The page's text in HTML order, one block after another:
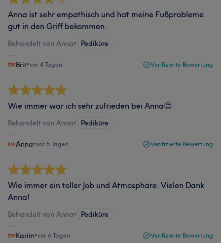
Anna ist sehr empathisch und hat meine Fußprobleme
gut in den Griff bekommen.
Behandelt von Anna• Pediküre
Brit•vor 4 Tagen Verifizierte Bewertung
Wie immer war ich sehr zufrieden bei Anna😊
Behandelt von Anna• Pediküre
Anna•vor 5 Tagen Verifizierte Bewertung
Wie immer ein toller Job und Atmosphäre. Vielen Dank
Anna!
Behandelt von Anna• Pediküre
Karim•vor 6 Tagen Verifizierte Bewertung